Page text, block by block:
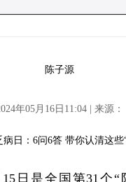
陈子源
年05月16日11:04 | 来源：
日：6问6答 带你认清这些
15日是全国第31个